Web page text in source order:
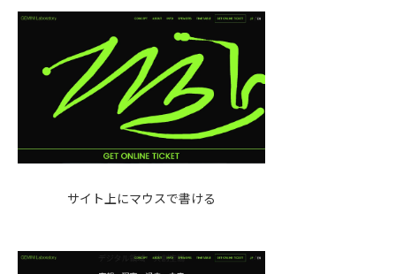
サイト上にマウスで書ける